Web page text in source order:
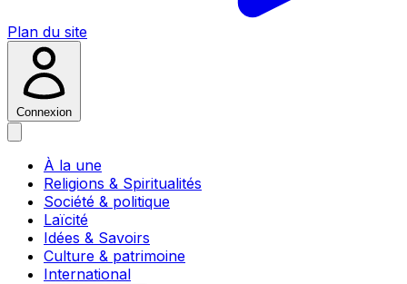
Plan du site
Connexion
À la une
Religions & Spiritualités
Société & politique
Laïcité
Idées & Savoirs
Culture & patrimoine
International